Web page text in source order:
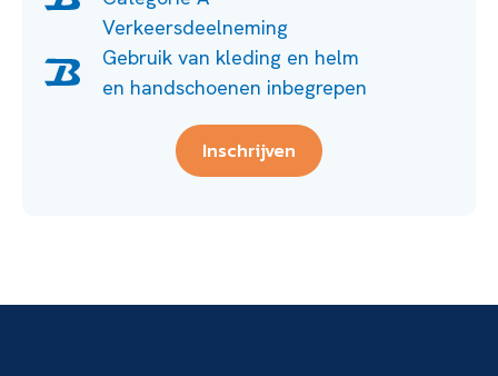
Verkeersdeelneming
Gebruik van kleding en helm
en handschoenen inbegrepen
Inschrijven